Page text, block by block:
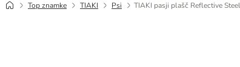
Top znamke TIAKI Psi TIAKI pasji plašč Reflective Steel